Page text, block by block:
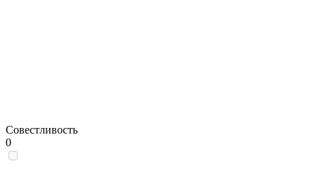
Совестливость
0